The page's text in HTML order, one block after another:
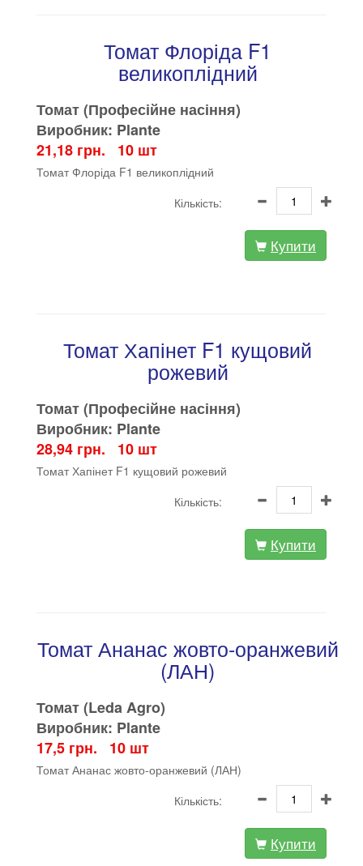
Томат Флоріда F1
великоплідний
Томат (Професійне насіння)
Виробник: Plante
21,18 грн. 10 шт
Томат Флоріда F1 великоплідний
Кількість:
Купити
Томат Хапінет F1 кущовий
рожевий
Томат (Професійне насіння)
Виробник: Plante
28,94 грн. 10 шт
Томат Хапінет F1 кущовий рожевий
Кількість:
Купити
Томат Ананас жовто-оранжевий
(ЛАН)
Томат (Leda Agro)
Виробник: Plante
17,5 грн. 10 шт
Томат Ананас жовто-оранжевий (ЛАН)
Кількість:
Купити